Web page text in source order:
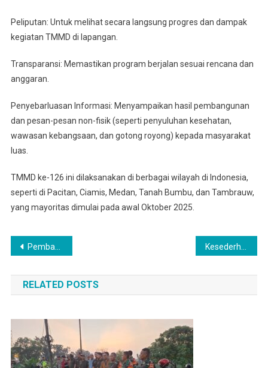
Peliputan: Untuk melihat secara langsung progres dan dampak
kegiatan TMMD di lapangan.
Transparansi: Memastikan program berjalan sesuai rencana dan
anggaran.
Penyebarluasan Informasi: Menyampaikan hasil pembangunan
dan pesan-pesan non-fisik (seperti penyuluhan kesehatan,
wawasan kebangsaan, dan gotong royong) kepada masyarakat
luas.
TMMD ke-126 ini dilaksanakan di berbagai wilayah di Indonesia,
seperti di Pacitan, Ciamis, Medan, Tanah Bumbu, dan Tambrauw,
yang mayoritas dimulai pada awal Oktober 2025.
Navigasi
pos
Pembangunan Rumah Tidak Layak Huni, Pekerjaannya Semakin Dikebut Kesederhanaan Peralatan, Tidak Memupus Semangat Kerja
RELATED POSTS